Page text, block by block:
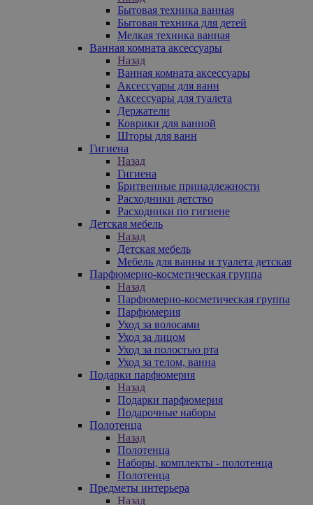
Бытовая техника ванная
Бытовая техника для детей
Мелкая техника ванная
Ванная комната аксессуары
Назад
Ванная комната аксессуары
Аксессуары для ванн
Аксессуары для туалета
Держатели
Коврики для ванной
Шторы для ванн
Гигиена
Назад
Гигиена
Бритвенные принадлежности
Расходники детство
Расходники по гигиене
Детская мебель
Назад
Детская мебель
Мебель для ванны и туалета детская
Парфюмерно-косметическая группа
Назад
Парфюмерно-косметическая группа
Парфюмерия
Уход за волосами
Уход за лицом
Уход за полостью рта
Уход за телом, ванна
Подарки парфюмерия
Назад
Подарки парфюмерия
Подарочные наборы
Полотенца
Назад
Полотенца
Наборы, комплекты - полотенца
Полотенца
Предметы интерьера
Назад